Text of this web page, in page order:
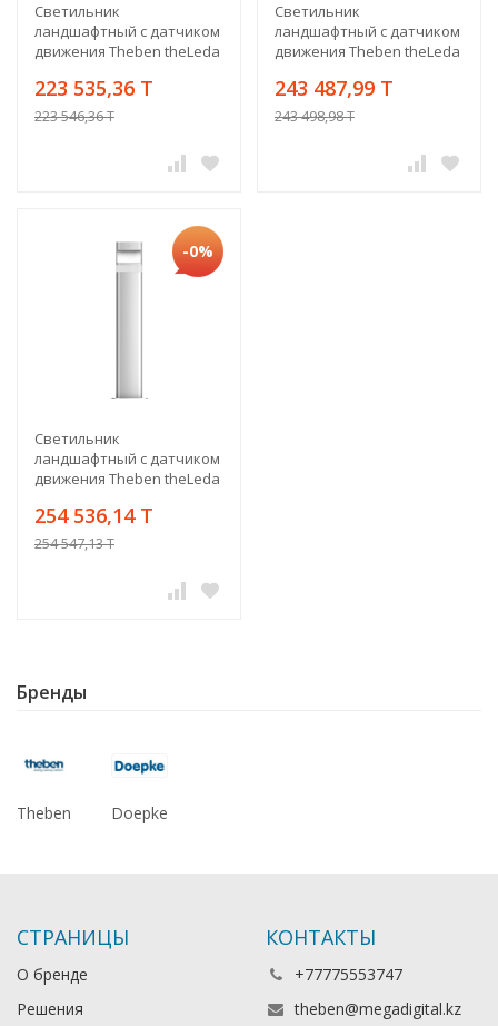
Светильник
ландшафтный с датчиком
движения Theben theLeda
223 535,36 T
223 546,36 T
Светильник
ландшафтный с датчиком
движения Theben theLeda
243 487,99 T
243 498,98 T
-0%
Светильник
ландшафтный с датчиком
движения Theben theLeda
254 536,14 T
254 547,13 T
Бренды
Theben Doepke
СТРАНИЦЫ
О бренде
Решения
КОНТАКТЫ
+77775553747
theben@megadigital.kz